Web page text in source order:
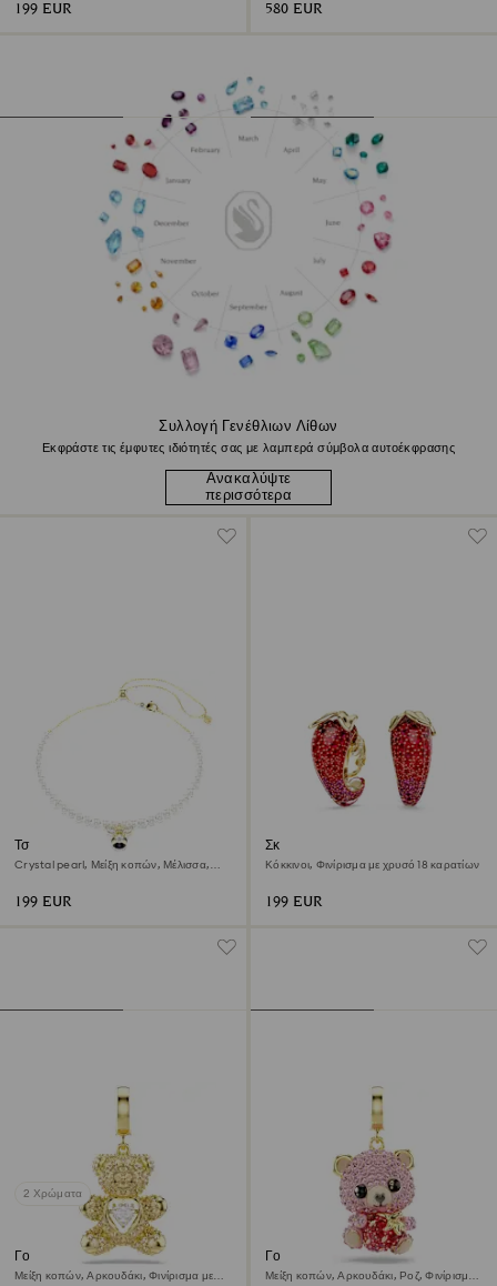
Συλλογή Γενέθλιων Λίθων
Εκφράστε τις έμφυτες ιδιότητές σας με λαμπερά σύμβολα αυτοέκφρασης
Ανακαλύψτε
περισσότερα
199 EUR 580 EUR
Τσόκερ Idyllia
Crystal pearl, Μείξη κοπών, Μέλισσα,
199 EUR
Σκουλαρίκια με κλιπ Idyllia
Κόκκινοι, Φινίρισμα με χρυσό 18 καρατίων
199 EUR
2 Χρώματα
Γούρι Idyllia
Μείξη κοπών, Αρκουδάκι, Φινίρισμα με
Γούρι Idyllia
Μείξη κοπών, Αρκουδάκι, Ροζ, Φινίρισμα